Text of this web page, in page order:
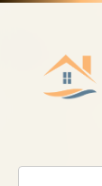
Перейти
Поиск: